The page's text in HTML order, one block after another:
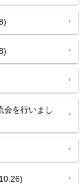
を行いまし